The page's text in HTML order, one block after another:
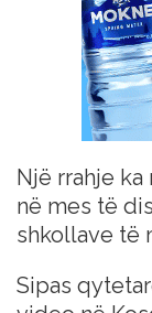
Një rrahje
në mes të
shkollave të
Sipas